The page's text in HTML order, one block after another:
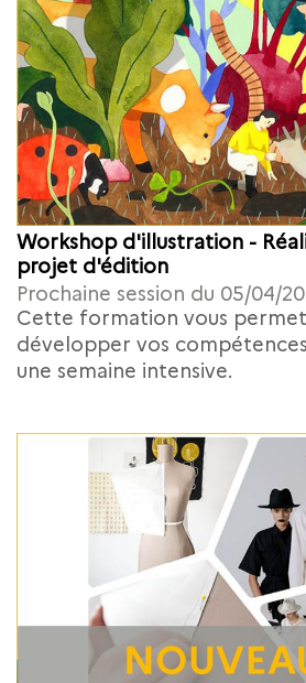
Workshop d'illustration -
projet d'édition
Prochaine session du 05/04/
Cette formation vous
développer vos
une semaine intensive.